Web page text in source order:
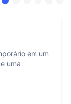
em um
uma